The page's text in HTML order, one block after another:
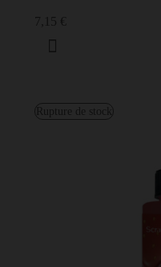
7,15 €
Rupture de stock